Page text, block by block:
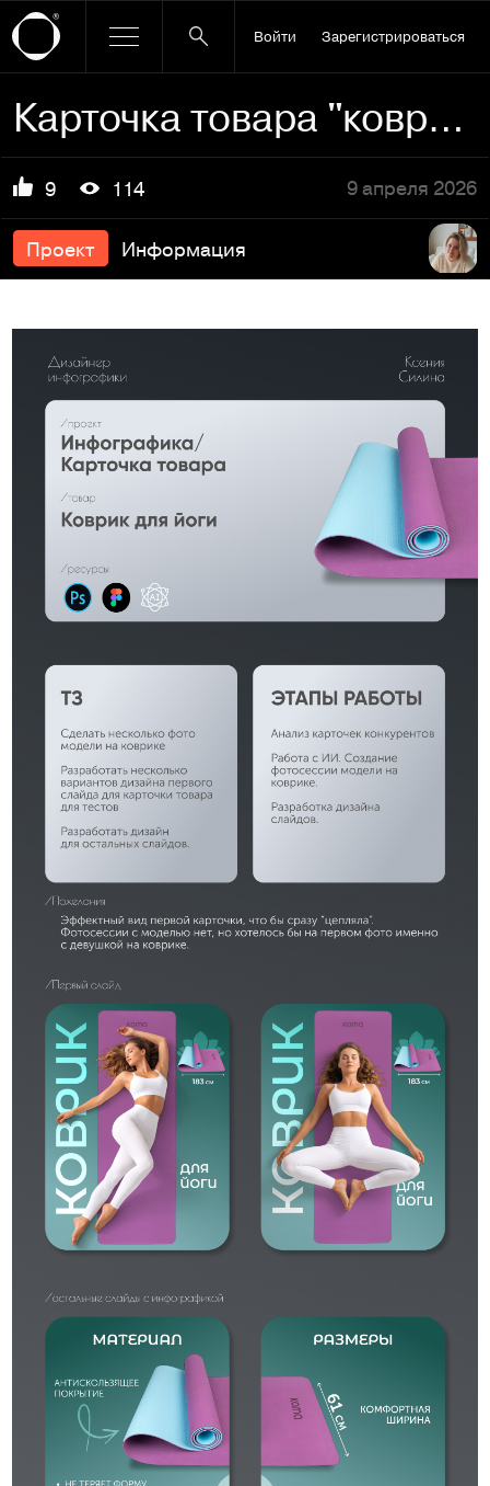
Войти Зарегистрироваться
Карточка товара "коврик для йоги"
9 114 9 апреля 2026
Проект Информация